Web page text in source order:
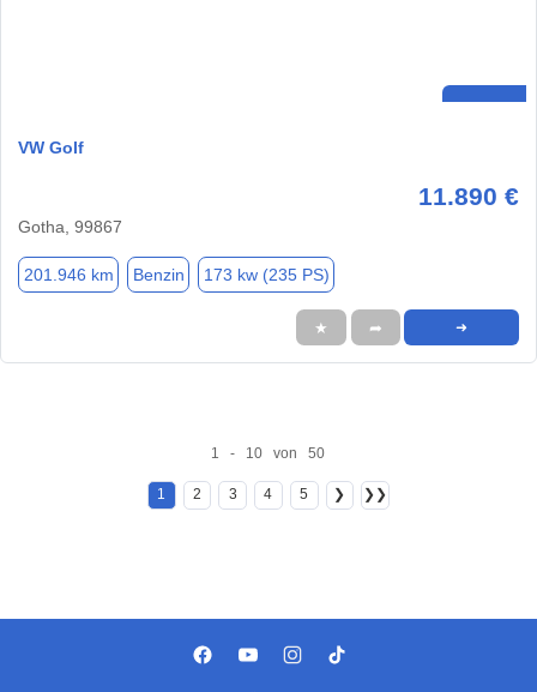
VW Golf
11.890 €
Gotha, 99867
201.946 km Benzin 173 kw (235 PS)
★ ➦ ➜
1 - 10 von 50
1 2 3 4 5 ❯ ❯❯